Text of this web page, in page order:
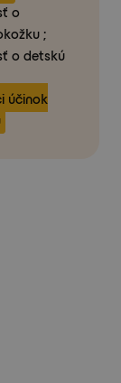
o
;
o detskú
účinok